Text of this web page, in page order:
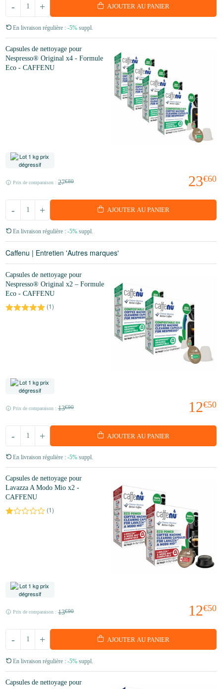
+
- AJOUTER AU PANIER
En livraison régulière : -5% suppl.
Capsules de nettoyage pour
Nespresso® Original x4 - Formule
Eco - CAFFENU
23€60
Prix de comparaison : 27€80
+
- AJOUTER AU PANIER
En livraison régulière : -5% suppl.
Caffenu | Entretien 'Autres marques'
Capsules de nettoyage pour
Nespresso® Original x2 – Formule
Eco - CAFFENU
(1)
12€50
Prix de comparaison : 13€90
+
- AJOUTER AU PANIER
En livraison régulière : -5% suppl.
Capsules de nettoyage pour
Lavazza A Modo Mio x2 -
CAFFENU
(1)
12€50
Prix de comparaison : 13€90
+
- AJOUTER AU PANIER
En livraison régulière : -5% suppl.
Capsules de nettoyage pour